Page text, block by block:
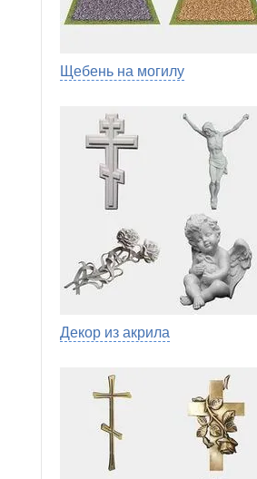
Щебень на могилу
Декор из акрила